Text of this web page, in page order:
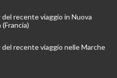
del recente viaggio in Nuova
del recente viaggio nelle Marche